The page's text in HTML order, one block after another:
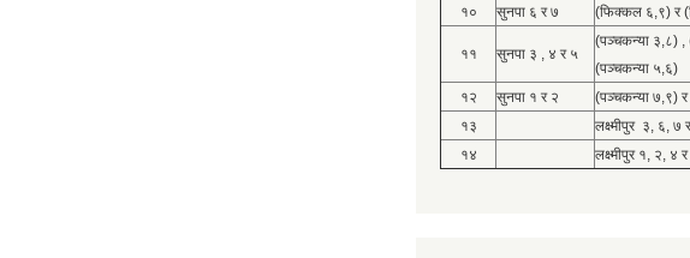
१०
सुनपा ६ र ७ (फिक्कल ६,९) र
११ सुनपा ३ , ४ र ५
(पञ्चकन्या ३,८) ,
(पञ्चकन्या ५,६)
१२
सुनपा १ र २
(पञ्चकन्या ७,९)
१३
लक्ष्मीपुर ३, ६, ७
१४
लक्ष्मीपुर १, २, ४